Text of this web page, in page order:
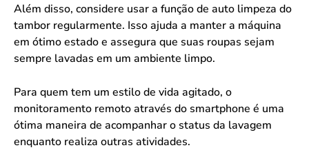
Além disso, considere usar a função de auto limpeza do
tambor regularmente. Isso ajuda a manter a máquina
em ótimo estado e assegura que suas roupas sejam
sempre lavadas em um ambiente limpo.
Para quem tem um estilo de vida agitado, o
monitoramento remoto através do smartphone é uma
ótima maneira de acompanhar o status da lavagem
enquanto realiza outras atividades.